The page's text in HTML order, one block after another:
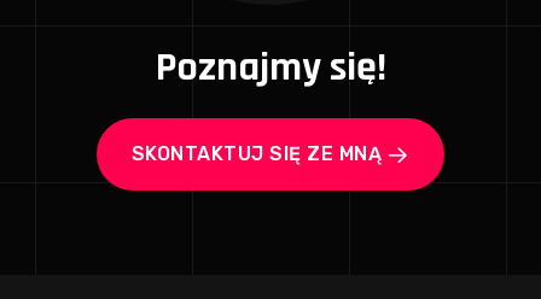
Poznajmy się!
SKONTAKTUJ SIĘ ZE MNĄ